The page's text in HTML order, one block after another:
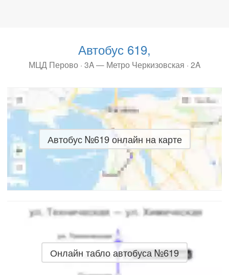
Автобус 619,
МЦД Перово · 3A — Метро Черкизовская · 2A
Автобус №619 онлайн на карте
Онлайн табло автобуса №619